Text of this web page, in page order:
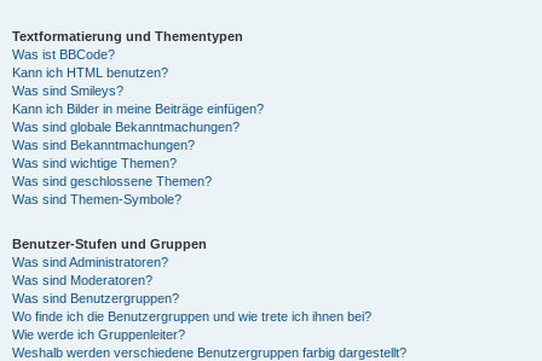
Textformatierung und Thementypen
Was ist BBCode?
Kann ich HTML benutzen?
Was sind Smileys?
Kann ich Bilder in meine Beiträge einfügen?
Was sind globale Bekanntmachungen?
Was sind Bekanntmachungen?
Was sind wichtige Themen?
Was sind geschlossene Themen?
Was sind Themen-Symbole?
Benutzer-Stufen und Gruppen
Was sind Administratoren?
Was sind Moderatoren?
Was sind Benutzergruppen?
Wo finde ich die Benutzergruppen und wie trete ich ihnen bei?
Wie werde ich Gruppenleiter?
Weshalb werden verschiedene Benutzergruppen farbig dargestellt?